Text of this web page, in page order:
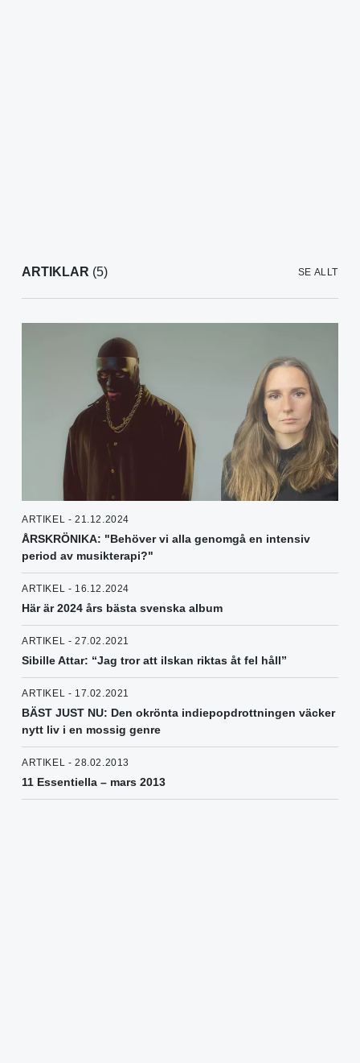
ARTIKLAR (5) SE ALLT
ARTIKEL - 21.12.2024
ÅRSKRÖNIKA: "Behöver vi alla genomgå en intensiv
period av musikterapi?"
ARTIKEL - 16.12.2024
Här är 2024 års bästa svenska album
ARTIKEL - 27.02.2021
Sibille Attar: “Jag tror att ilskan riktas åt fel håll”
ARTIKEL - 17.02.2021
BÄST JUST NU: Den okrönta indiepopdrottningen väcker
nytt liv i en mossig genre
ARTIKEL - 28.02.2013
11 Essentiella – mars 2013